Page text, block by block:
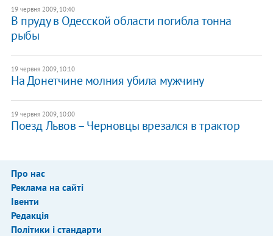
19 червня 2009, 10:40
В пруду в Одесской области погибла тонна
рыбы
19 червня 2009, 10:10
На Донетчине молния убила мужчину
19 червня 2009, 10:00
Поезд Львов – Черновцы врезался в трактор
Про нас
Реклама на сайті
Івенти
Редакція
Політики і стандарти